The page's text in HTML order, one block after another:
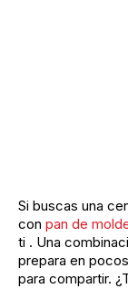
Si buscas una
con pan de
ti . Una
prepara en
para compartir.